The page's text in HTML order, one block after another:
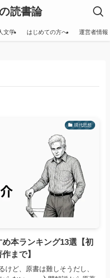
読書論
文学 はじめての方へ 運営者情報
現代思想
本ランキング13選【初
まで】
けど、原書は難しそうだし、